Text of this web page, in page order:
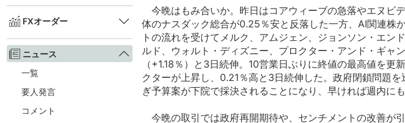
FXオーダー
ニュース
一覧
要人発言
コメント
今晩はもみ合いか。昨日はコアウィーブの急落やエヌビ
体のナスダック総合が0.25％安と反落した一方、AI関連株
トの流れを受けてメルク、アムジェン、ジョンソン・エン
ルド、ウォルト・ディズニー、プロクター・アンド・ギャ
（+1.18％）と3日続伸。10営業日ぶりに終値の最高値を
クターが上昇し、0.21％高と3日続伸した。政府閉鎖問題
ぎ予算案が下院で採決されることになり、早ければ週内に
今晩の取引では政府再開期待や、センチメントの改善が